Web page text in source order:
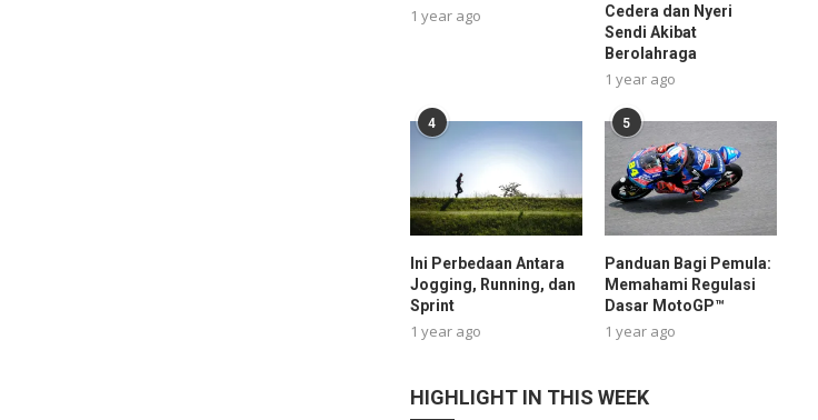
1 year ago
Cedera dan Nyeri
Sendi Akibat
Berolahraga
1 year ago
4
Ini Perbedaan Antara
Jogging, Running, dan
Sprint
1 year ago
5
Panduan Bagi Pemula:
Memahami Regulasi
Dasar MotoGP™
1 year ago
HIGHLIGHT IN THIS WEEK